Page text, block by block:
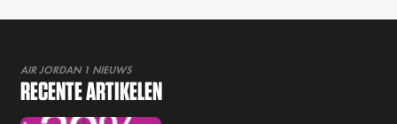
AIR JORDAN 1 NIEUWS
RECENTE ARTIKELEN